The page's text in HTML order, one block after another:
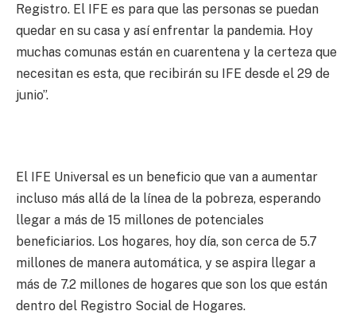
Registro. El IFE es para que las personas se puedan
quedar en su casa y así enfrentar la pandemia. Hoy
muchas comunas están en cuarentena y la certeza que
necesitan es esta, que recibirán su IFE desde el 29 de
junio”.
El IFE Universal es un beneficio que van a aumentar
incluso más allá de la línea de la pobreza, esperando
llegar a más de 15 millones de potenciales
beneficiarios. Los hogares, hoy día, son cerca de 5.7
millones de manera automática, y se aspira llegar a
más de 7.2 millones de hogares que son los que están
dentro del Registro Social de Hogares.